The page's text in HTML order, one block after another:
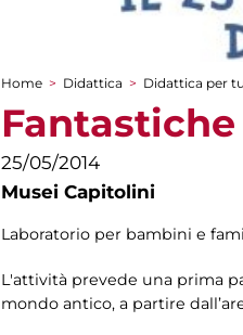
Tu sei qui
Home > Didattica > Didattica per
25/05/2014
Musei Capitolini
Laboratorio per bambini e
L'attività prevede una prima
mondo antico, a partire